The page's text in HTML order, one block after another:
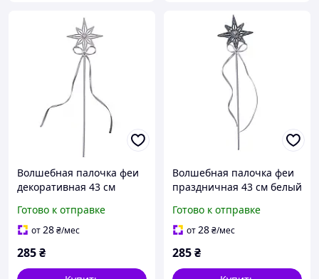
Волшебная палочка феи
декоративная 43 см
Готово к отправке
от28₴/мес
285₴
Волшебная палочка феи
праздничная 43 см белый
Готово к отправке
от28₴/мес
285₴